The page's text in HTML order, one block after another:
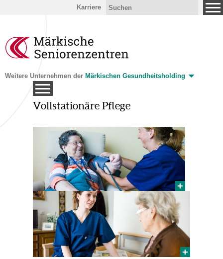
Karriere
Weitere Unternehmen der Märkischen Gesundheitsholding
Vollstationäre Pflege